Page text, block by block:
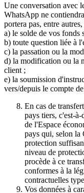
Une conversation avec
WhatsApp ne
portera pas, entre autres,
a) le solde de vos fonds
b) toute question liée à
c) la passation ou la
d) la modification ou la
client ;
e) la soumission
vers/depuis le compte
En cas de
pays tiers, c'est-
de l'Espace
pays qui, selon la
protection
niveau de
procède à ce
conformes à la
contractuelles
Vos données à